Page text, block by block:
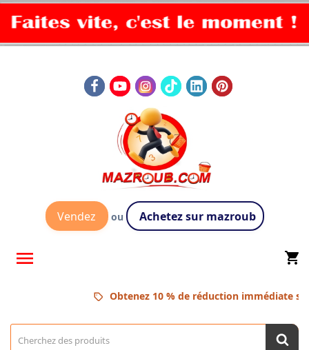
Vendez ou Achetez sur mazroub
 shopping_cart
Obtenez 10 % de réduction immédiate